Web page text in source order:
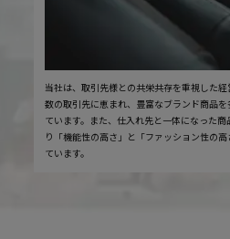
当社は、取引先様との共栄共存を重視した
数の取引先に恵まれ、豊富なブランド商品
ています。また、仕入れ先と一体になった
り「機能性の高さ」と「ファッション性の
ています。